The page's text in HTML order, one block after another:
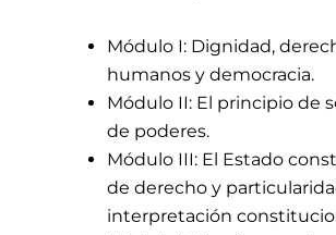
Módulo I: Dignidad,
humanos y democracia.
Módulo II: El principio de
de poderes.
Módulo III: El Estado
de derecho y
interpretación